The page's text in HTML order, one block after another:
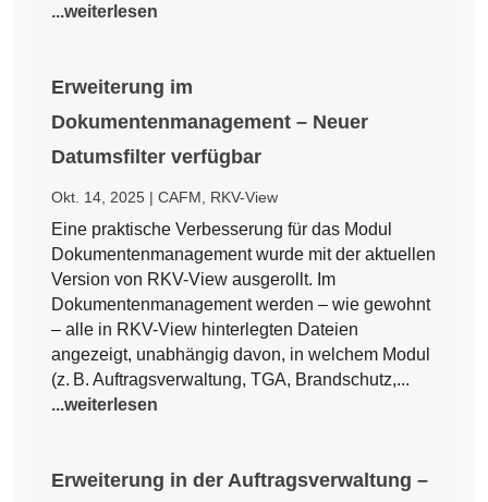
...weiterlesen
Erweiterung im
Dokumentenmanagement – Neuer
Datumsfilter verfügbar
Okt. 14, 2025 |CAFM RKV-View
Eine praktische Verbesserung für das Modul
Dokumentenmanagement wurde mit der aktuellen
Version von RKV-View ausgerollt. Im
Dokumentenmanagement werden – wie gewohnt
– alle in RKV-View hinterlegten Dateien
angezeigt, unabhängig davon, in welchem Modul
(z. B. Auftragsverwaltung, TGA, Brandschutz,...
...weiterlesen
Erweiterung in der Auftragsverwaltung –